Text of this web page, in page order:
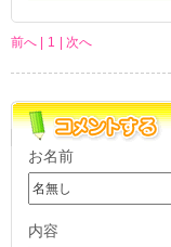
前へ | 1 | 次へ
お名前
内容